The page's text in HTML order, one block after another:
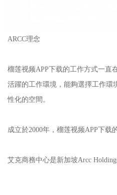
ARCC理念
榴莲视频APP下载的工作方式一直在
活躍的工作環境，能夠選擇工作
性化的空間。
成立於2000年，榴莲视频APP下
艾克商務中心是新加坡Arcc